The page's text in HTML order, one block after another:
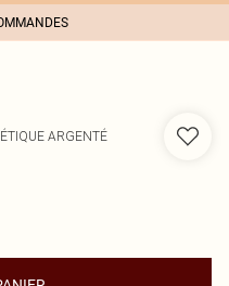
ARGENTÉ